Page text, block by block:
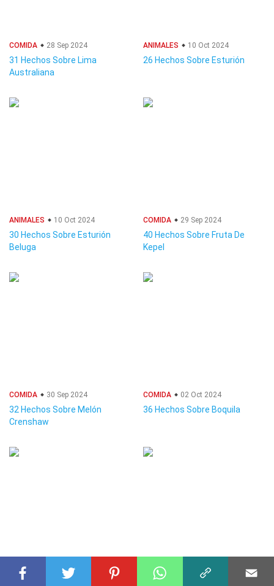
COMIDA 28 Sep 2024
31 Hechos Sobre Lima
Australiana
ANIMALES 10 Oct 2024
26 Hechos Sobre Esturión
ANIMALES 10 Oct 2024
30 Hechos Sobre Esturión
Beluga
COMIDA 29 Sep 2024
40 Hechos Sobre Fruta De
Kepel
COMIDA 30 Sep 2024
32 Hechos Sobre Melón
Crenshaw
COMIDA 02 Oct 2024
36 Hechos Sobre Boquila
COMIDA 26 Sep 2024 COMIDA 21 Sep 2024